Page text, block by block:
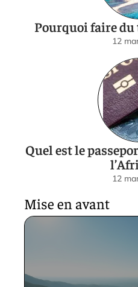
Pourquoi faire
12
Quel est le
12
Mise en avant